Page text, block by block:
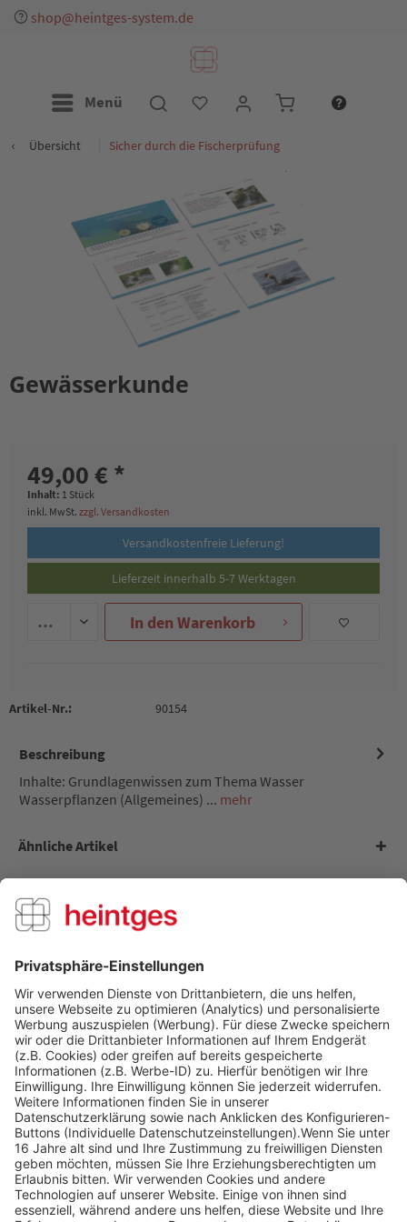
shop@heintges-system.de
Menü
Übersicht Sicher durch die Fischerprüfung
Gewässerkunde
49,00 € *
Inhalt: 1 Stück
inkl. MwSt. zzgl. Versandkosten
Versandkostenfreie Lieferung!
Lieferzeit innerhalb 5-7 Werktagen
In den Warenkorb
Artikel-Nr.: 90154
Beschreibung
Inhalte: Grundlagenwissen zum Thema Wasser
Wasserpflanzen (Allgemeines) ... mehr
Ähnliche Artikel
Kunden haben sich ebenfalls angesehen
Über uns
Service Hotline
Shop Service
Informationen
Folge uns